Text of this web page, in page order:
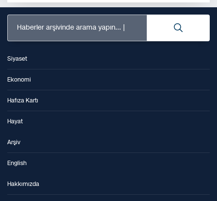
Haberler arşivinde arama yapın...
Siyaset
Ekonomi
Hafıza Kartı
Hayat
Arşiv
English
Hakkımızda